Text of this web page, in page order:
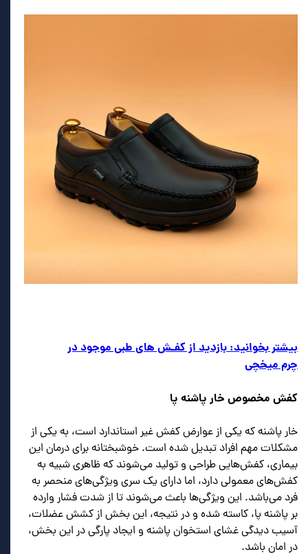
بیشتر بخوانید: بازدید از کفـش های طبی موجود در
چرم میخچی
کفش مخصوص خار پاشنه پا
خار پاشنه که یکی از عوارض کفش غیر استاندارد است، به یکی از
مشکلات مهم افراد تبدیل شده است. خوشبختانه برای درمان این
بیماری، کفش‌هایی طراحی و تولید می‌شوند که ظاهری شبیه به
کفش‌های معمولی دارد، اما دارای یک سری ویژگی‌های منحصر به
فرد می‌باشد. این ویژگی‌ها باعث می‌شوند تا از شدت فشار وارده
بر پاشنه پا، کاسته شده و در نتیجه، این بخش از کشش عضلات،
آسیب دیدگی غشای استخوان پاشنه و ایجاد پارگی در این بخش،
در امان باشد.